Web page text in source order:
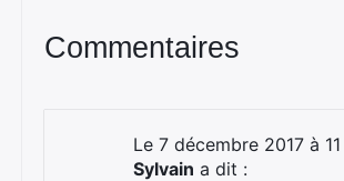
Commentaires
Le 7 décembre 2017 à
Sylvain a dit :